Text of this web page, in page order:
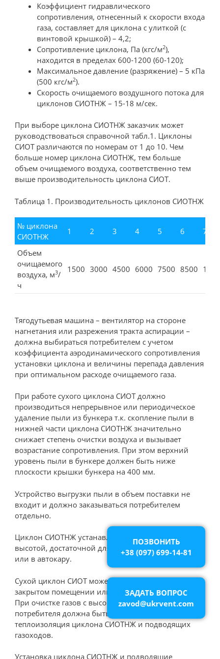
Коэффициент гидравлического
сопротивления, отнесенный к скорости входа
газа, составляет для циклона с улиткой (с
винтовой крышкой) – 4,2;
Сопротивление циклона, Па (кгс/м2),
находится в пределах 600-1200 (60-120);
Максимальное давление (разряжение) – 5 кПа
(500 кгс/м2).
Скорость очищаемого воздушного потока для
циклонов СИОТНЖ – 15-18 м/сек.
При выборе циклона СИОТНЖ заказчик может
руководствоваться справочной табл.1. Циклоны
СИОТ различаются по номерам от 1 до 10. Чем
больше номер циклона СИОТНЖ, тем больше
объем очищаемого воздуха, соответственно тем
выше производительность циклона СИОТ.
Таблица 1. Производительность циклонов СИОТНЖ
№ циклона
СИОТНЖ
1 2 3 4 5 6 7
Объем
очищаемого
воздуха, м3/
ч
1500 3000 4500 6000 7500 8500
Тягодутьевая машина – вентилятор на стороне
нагнетания или разрежения тракта аспирации –
должна выбираться потребителем с учетом
коэффициента аэродинамического сопротивления
установки циклона и величины перепада давления
при оптимальном расходе очищаемого газа.
При работе сухого циклона СИОТ должно
производиться непрерывное или периодическое
удаление пыли из бункера т.к. скопление пыли в
нижней части циклона СИОТНЖ значительно
снижает степень очистки воздуха и вызывает
возрастание сопротивления. При этом верхний
уровень пыли в бункере должен быть ниже
плоскости крышки бункера на 400 мм.
Устройство выгрузки пыли в объем поставки не
входит и должно заказываться потребителем
отдельно.
Циклон СИОТНЖ устанавливается на постаменте
высотой, достаточной для выгрузки пыли в тележку
или в автокару.
Сухой циклон СИОТ может устанавливаться в
закрытом помещении или на открытом воздухе.
При очистке газов с высокой температурой силами
потребителя должна быть выполнена
теплоизоляция циклона СИОТНЖ и подводящих
газоходов.
Установка циклона СИОТНЖ и подводящие
ПОЗВОНИТЬ
+38 (097) 699-14-81
ЗАДАТЬ ВОПРОС
zavod@ukrvent.com